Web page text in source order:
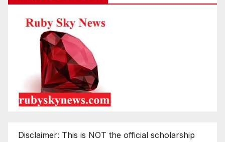
Disclaimer: This is NOT the official scholarship